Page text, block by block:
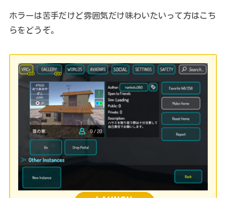
ホラーは苦手だけど雰囲気だけ味わいたいって方はこち
らをどうぞ。